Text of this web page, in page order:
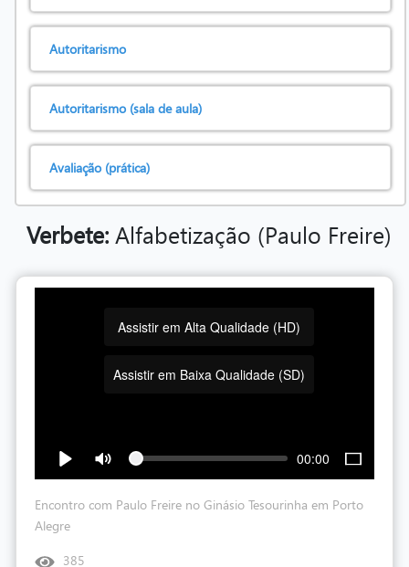
Autoritarismo
Autoritarismo (sala de aula)
Avaliação (prática)
Verbete:Alfabetização (Paulo Freire)
Assistir em Alta Qualidade (HD)
Assistir em Baixa Qualidade (SD)
00:00
Encontro com Paulo Freire no Ginásio Tesourinha em Porto
Alegre
385